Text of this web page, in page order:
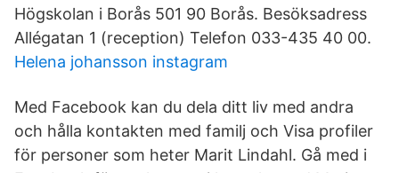
Högskolan i Borås 501 90 Borås. Besöksadress
Allégatan 1 (reception) Telefon 033-435 40 00.
Helena johansson instagram
Med Facebook kan du dela ditt liv med andra
och hålla kontakten med familj och Visa profiler
för personer som heter Marit Lindahl. Gå med i